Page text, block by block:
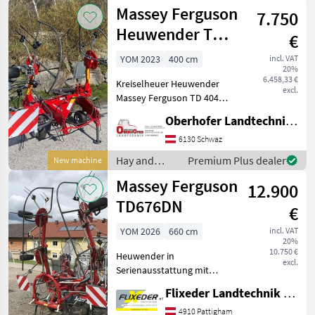
equipment /
Massey
Ferguson
New machine
Massey Ferguson
Heuwender TD
404 DSR Alpin
Version
7.750
€
incl. VAT
20%
6.458,33 €
excl.
YOM 2023
400 cm
Kreiselheuer Heuwender
Massey Ferguson TD 404
Version mit
Dreipunktanbau - Starr mit
Nachlaufeinrichtung
Technische Daten: -
Arbeitsb
Oberhofer Landtechnik GmbH
6130 Schwaz
Hay and
forage
equipment /
Massey
Ferguson
Premium Plus dealer
Massey Ferguson
TD676DN
12.900
€
incl. VAT
20%
10.750 €
excl.
YOM 2026
660 cm
Heuwender in
Serienausstattung mit
Nachlaufeinrichtung mit
Arbeitsbreite 6, 60m, 6
Flixeder Landtechnik GmbH
4910 Pattigham